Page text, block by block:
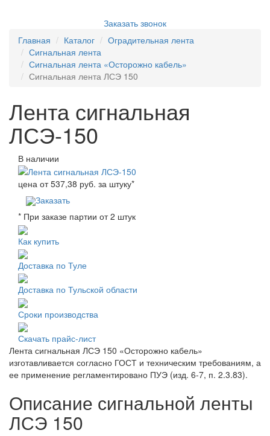
Заказать звонок
Главная
Каталог
Оградительная лента
Сигнальная лента
Сигнальная лента «Осторожно кабель»
Сигнальная лента ЛСЭ 150
Лента сигнальная
ЛСЭ-150
В наличии
цена от537,38 руб. за штуку*
Заказать
* При заказе партии от 2 штук
Как купить
Доставка по Туле
Доставка по Тульской области
Сроки производства
Скачать прайс-лист
Лента сигнальная ЛСЭ 150 «Осторожно кабель»
изготавливается согласно ГОСТ и техническим требованиям, а
ее применение регламентировано ПУЭ (изд. 6-7, п. 2.3.83).
Описание сигнальной ленты
ЛСЭ 150